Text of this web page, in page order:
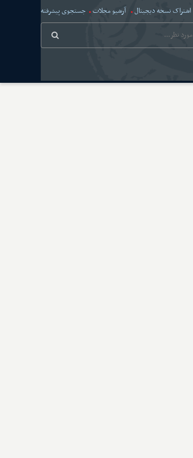
اشتراک نسخه دیجیتال آرشیو مجلات جستجوی پیشرفته